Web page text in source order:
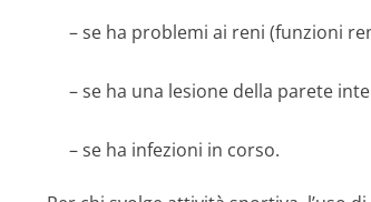
– se ha problemi ai reni (funzioni
– se ha una lesione della parete
– se ha infezioni in corso.